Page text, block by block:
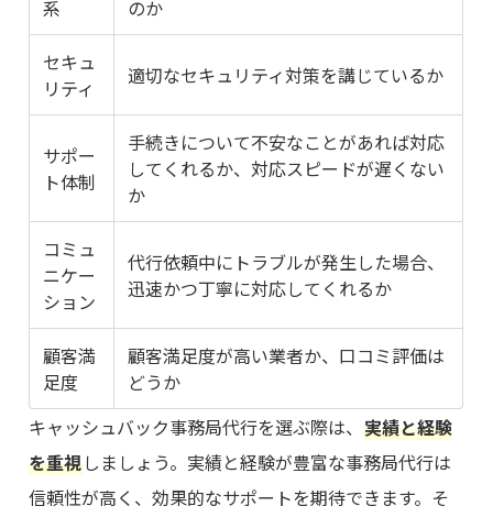
系
のか
セキュ
リティ
適切なセキュリティ対策を講じているか
サポー
ト体制
手続きについて不安なことがあれば対応
してくれるか、対応スピードが遅くない
か
コミュ
ニケー
ション
代行依頼中にトラブルが発生した場合、
迅速かつ丁寧に対応してくれるか
顧客満
足度
顧客満足度が高い業者か、口コミ評価は
どうか
キャッシュバック事務局代行を選ぶ際は、実績と経験
を重視しましょう。実績と経験が豊富な事務局代行は
信頼性が高く、効果的なサポートを期待できます。そ